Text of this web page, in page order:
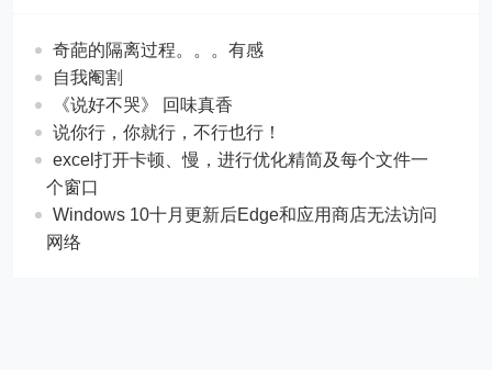
奇葩的隔离过程。。。有感
自我阉割
《说好不哭》 回味真香
说你行，你就行，不行也行！
excel打开卡顿、慢，进行优化精简及每个文件一
个窗口
Windows 10十月更新后Edge和应用商店无法访问
网络